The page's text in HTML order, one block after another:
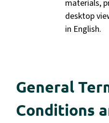
materials,
desktop
in English.
General
Conditions